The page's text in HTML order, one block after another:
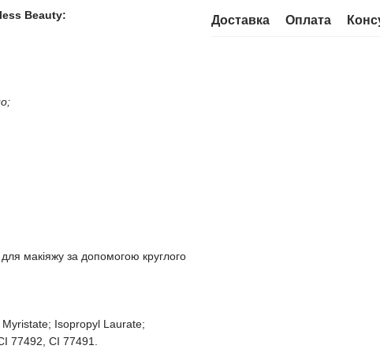
Beauty:
макіяжу за допомогою круглого
Isopropyl Laurate;
77492, CI 77491.
Доставка Оплата